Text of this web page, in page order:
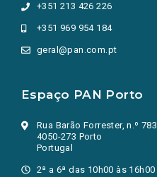
+351 213 426 226
+351 969 954 184
geral@pan.com.pt
Espaço PAN Porto
Rua Barão Forrester, n.º 783
4050-273 Porto
Portugal
2ª a 6ª das 10h00 às 16h00